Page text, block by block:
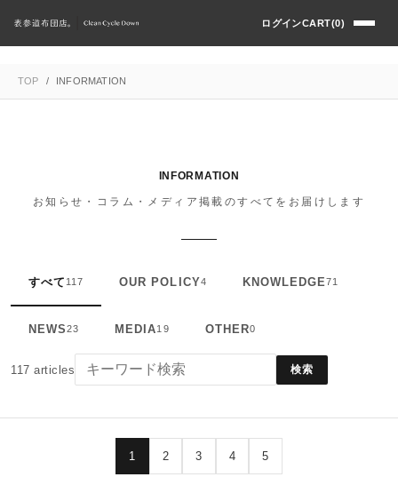
ログインCART(0)
TOP / INFORMATION
INFORMATION
お知らせ・コラム・メディア掲載のすべてをお届けします
すべて 117 OUR POLICY4 KNOWLEDGE71
NEWS23 MEDIA19 OTHER0
117 articles 検索
1 2 3 4 5